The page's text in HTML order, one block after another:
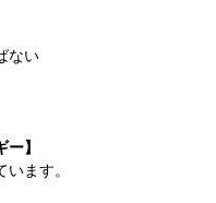
ない
】
ます。